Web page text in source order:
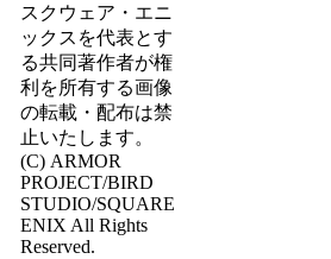
スクウェア・エニ
ックスを代表とす
る共同著作者が権
利を所有する画像
の転載・配布は禁
止いたします。
(C) ARMOR
PROJECT/BIRD
STUDIO/SQUARE
ENIX All Rights
Reserved.